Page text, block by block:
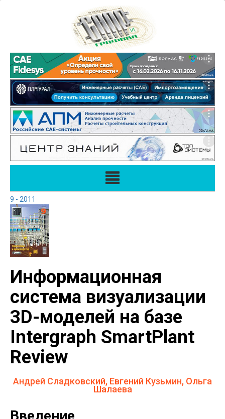
9 - 2011
Информационная
система визуализации
3D-моделей на базе
Intergraph SmartPlant
Review
Андрей Сладковский, Евгений Кузьмин, Ольга
Шалаева